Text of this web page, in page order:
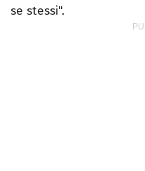
se stessi".